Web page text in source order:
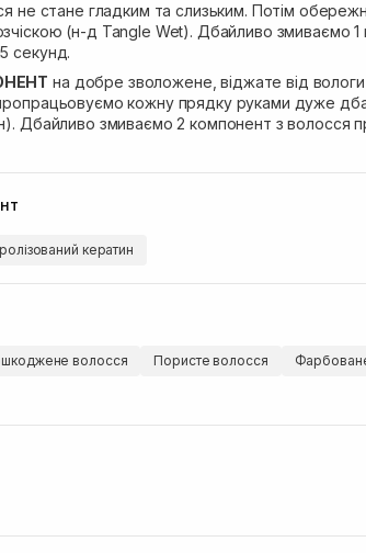
не стане гладким та слизьким. Потім
(н-д Tangle Wet). Дбайливо змиваємо 1
секунд.
на добре зволожене, віджате від
кожну прядку руками дуже
Дбайливо змиваємо 2 компонент з волосся
кератин
волосся Пористе волосся